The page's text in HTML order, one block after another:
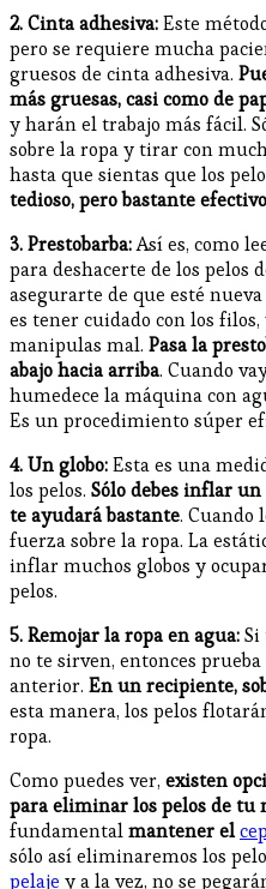
2. Cinta adhesiva:Este
pero se requiere mucha
gruesos de cinta adhesiva.
más gruesas, casi como de
y harán el trabajo más fácil.
sobre la ropa y tirar con
hasta que sientas que los
tedioso, pero bastante
3.Prestobarba:Así es, como
para deshacerte de los pelos
asegurarte de que esté
es tener cuidado con los
manipulas mal. Pasa la
abajo hacia arriba. Cuando
humedece la máquina con
Es un procedimiento súper
4.Unglobo:Esta es una
los pelos. Sólo debes inflar un
te ayudará bastante. Cuando
fuerza sobre la ropa. La
inflar muchos globos y
pelos.
5. Remojar la ropa en agua:Si
no te sirven, entonces
anterior. En un recipiente,
esta manera, los pelos
ropa.
Como puedes ver, existen
para eliminar los pelos de tu
fundamentalmantener el
sólo así eliminaremos los
pelaje y a la vez, no se